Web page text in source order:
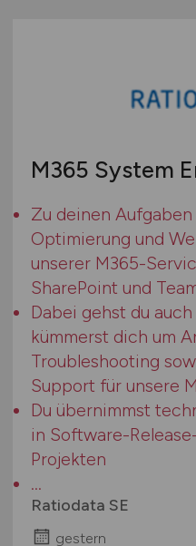
M365 System
Zu deinen
Optimierung und
unserer M365-
SharePoint und
Dabei gehst du
kümmerst dich um
Troubleshooting
Support für unsere
Du übernimmst
in Software-
Projekten
...
Ratiodata SE
gestern